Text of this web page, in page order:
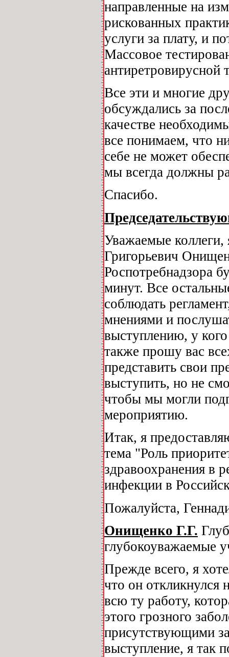
направленные на
рискованных
услуги за плату, и
Массовое
Все эти и многие
обсуждались за
качестве
все понимаем, что
себе не может
мы всегда должны
Спасибо.
Уважаемые
Григорьевич
Роспотребнадзора
минут. Все
соблюдать
мнениями и
выступлению, у
также прошу вас
представить свои
выступить, но не
чтобы мы могли
мероприятию.
Итак, я
тема "Роль
здравоохранения в
инфекции в
Пожалуйста,
Онищенко Г.Г.
глубокоуважаемые
Прежде всего, я
что он откликнулся
всю ту работу,
этого грозного
присутствующими
выступление, я так